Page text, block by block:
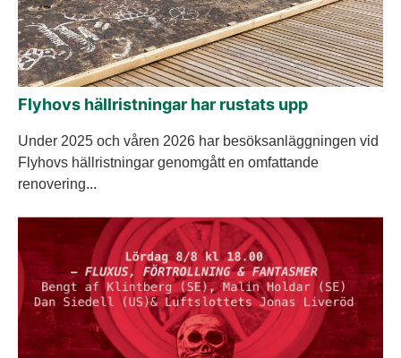
Flyhovs hällristningar har rustats upp
Under 2025 och våren 2026 har besöksanläggningen vid
Flyhovs hällristningar genomgått en omfattande
renovering...